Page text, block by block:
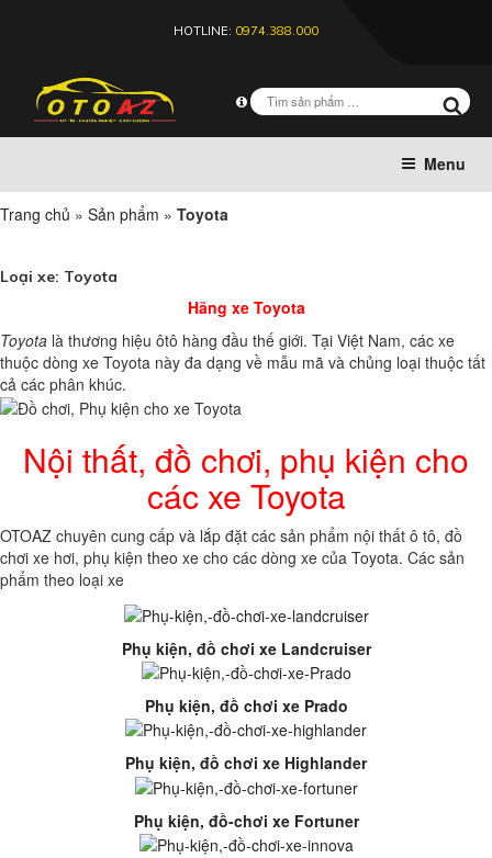
HOTLINE: 0974.388.000
Menu
Trang chủ » Sản phẩm » Toyota
Loại xe: Toyota
Hãng xe Toyota
Toyota là thương hiệu ôtô hàng đầu thế giới. Tại Việt Nam, các xe
thuộc dòng xe Toyota này đa dạng về mẫu mã và chủng loại thuộc tất
cả các phân khúc.
Nội thất, đồ chơi, phụ kiện cho
các xe Toyota
OTOAZ chuyên cung cấp và lắp đặt các sản phẩm nội thất ô tô, đồ
chơi xe hơi, phụ kiện theo xe cho các dòng xe của Toyota. Các sản
phẩm theo loại xe
Phụ kiện, đồ chơi xe Landcruiser
Phụ kiện, đồ chơi xe Prado
Phụ kiện, đồ chơi xe Highlander
Phụ kiện, đồ-chơi xe Fortuner